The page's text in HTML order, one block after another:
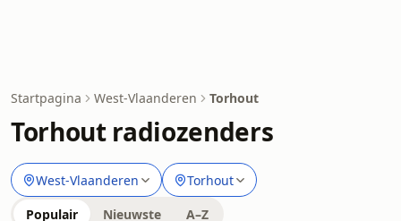
Startpagina West-Vlaanderen Torhout
Torhout radiozenders
West-Vlaanderen Torhout
Populair Nieuwste A–Z